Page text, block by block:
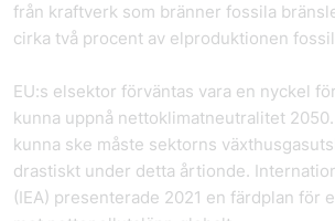
från kraftverk som bränner fossila
cirka två procent av elproduktionen
EU:s elsektor förväntas vara en nyckel
kunna uppnå nettoklimatneutralitet
kunna ske måste sektorns
drastiskt under detta årtionde.
(IEA) presenterade 2021 en färdplan för